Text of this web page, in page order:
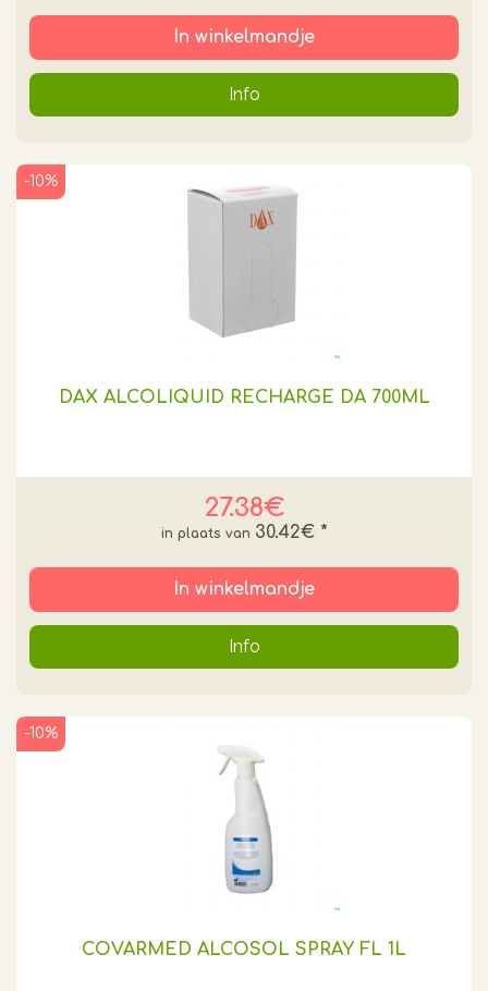
In winkelmandje
Info
DAX ALCOLIQUID RECHARGE DA 700ML
27.38€
-10%
30.42€ *
In winkelmandje
Info
COVARMED ALCOSOL SPRAY FL 1L
-10%